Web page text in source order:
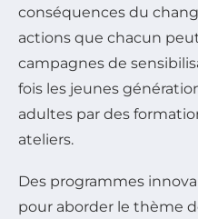
conséquences du
actions que chacun
campagnes de
fois les jeunes
adultes par des
ateliers.
Des programmes
pour aborder le thème